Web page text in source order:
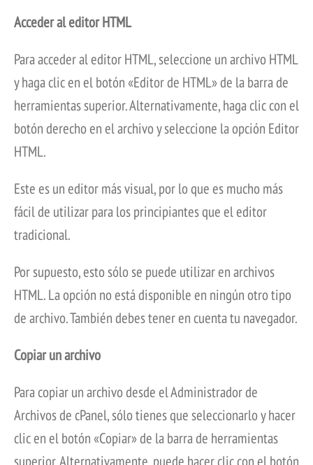
Acceder al editor HTML
Para acceder al editor HTML, seleccione un archivo HTML
y haga clic en el botón «Editor de HTML» de la barra de
herramientas superior. Alternativamente, haga clic con el
botón derecho en el archivo y seleccione la opción Editor
HTML.
Este es un editor más visual, por lo que es mucho más
fácil de utilizar para los principiantes que el editor
tradicional.
Por supuesto, esto sólo se puede utilizar en archivos
HTML. La opción no está disponible en ningún otro tipo
de archivo. También debes tener en cuenta tu navegador.
Copiar un archivo
Para copiar un archivo desde el Administrador de
Archivos de cPanel, sólo tienes que seleccionarlo y hacer
clic en el botón «Copiar» de la barra de herramientas